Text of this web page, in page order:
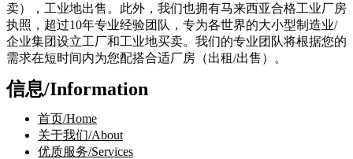
卖），工业地出售。此外，我们也拥有马来西亚合格工业厂房
执照，超过10年专业经验团队，专为各世界的大小型制造业/
企业集团设立工厂和工业地买卖。我们的专业团队将根据您的
需求在短时间内为您配搭合适厂房（出租/出售）。
信息/Information
首页/Home
关于我们/About
优质服务/Services